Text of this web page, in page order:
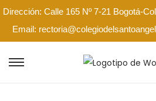
Dirección: Calle 165 Nº 7-21 Bogotá-
Email: